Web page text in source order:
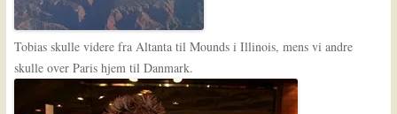
Tobias skulle videre fra Altanta til Mounds i Illinois, mens vi andre
skulle over Paris hjem til Danmark.